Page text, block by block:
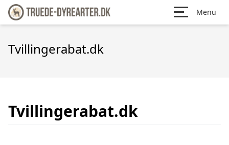
Menu
Tvillingerabat.dk
Tvillingerabat.dk